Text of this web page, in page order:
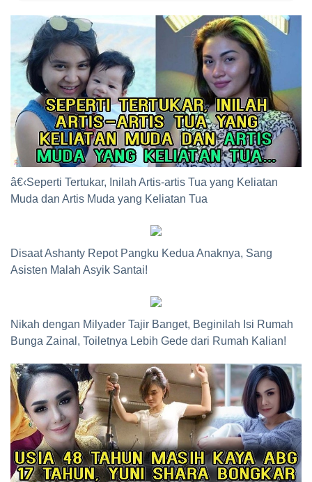
â€‹Seperti Tertukar, Inilah Artis-artis Tua yang Keliatan
Muda dan Artis Muda yang Keliatan Tua
Disaat Ashanty Repot Pangku Kedua Anaknya, Sang
Asisten Malah Asyik Santai!
Nikah dengan Milyader Tajir Banget, Beginilah Isi Rumah
Bunga Zainal, Toiletnya Lebih Gede dari Rumah Kalian!